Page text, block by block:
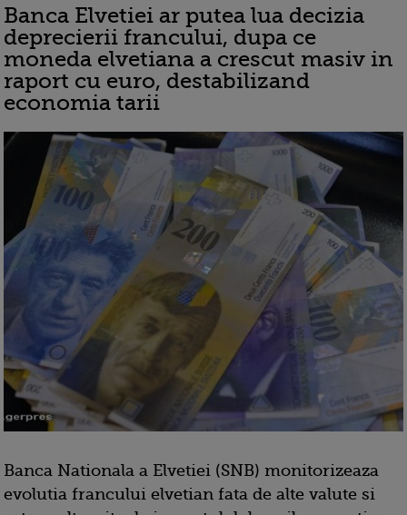
Banca Elvetiei ar putea lua decizia
deprecierii francului, dupa ce
moneda elvetiana a crescut masiv in
raport cu euro, destabilizand
economia tarii
Banca Nationala a Elvetiei (SNB) monitorizeaza
evolutia francului elvetian fata de alte valute si